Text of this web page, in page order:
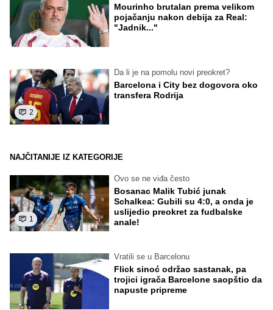
Mourinho brutalan prema velikom
pojačanju nakon debija za Real:
"Jadnik..."
2
Da li je na pomolu novi preokret?
Barcelona i City bez dogovora oko
transfera Rodrija
NAJČITANIJE IZ KATEGORIJE
1
Ovo se ne viđa često
Bosanac Malik Tubić junak
Schalkea: Gubili su 4:0, a onda je
uslijedio preokret za fudbalske
anale!
Vratili se u Barcelonu
Flick sinoć održao sastanak, pa
trojici igrača Barcelone saopštio da
napuste pripreme